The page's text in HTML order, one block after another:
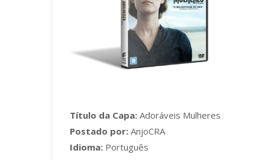
Título da Capa: Adoráveis Mulheres
Postado por: AnjoCRA
Idioma: Português